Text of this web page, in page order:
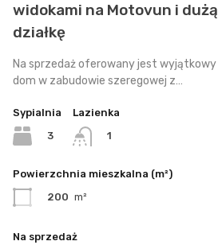
widokami na Motovun i dużą
działkę
Na sprzedaż oferowany jest wyjątkowy
dom w zabudowie szeregowej z…
Sypialnia
3
Lazienka
1
Powierzchnia mieszkalna (m²)
200 m²
Na sprzedaż